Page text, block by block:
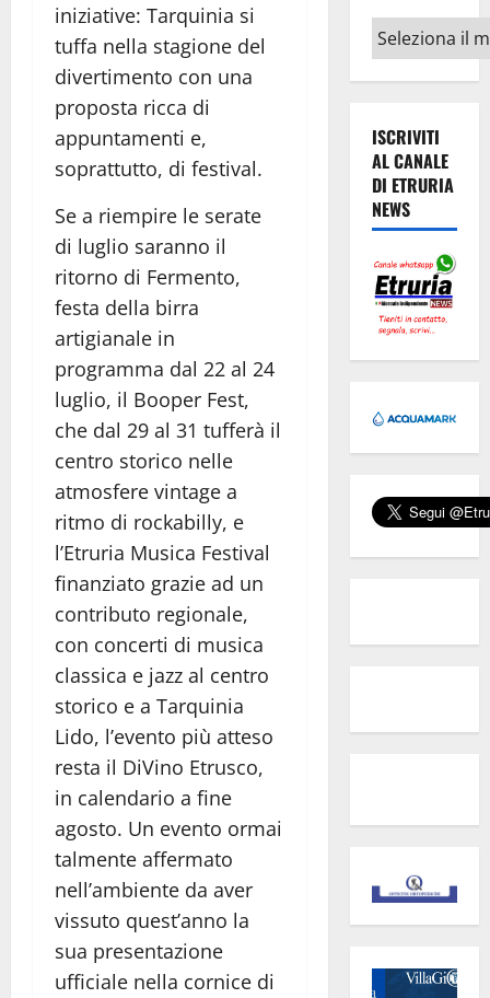
iniziative: Tarquinia si
tuffa nella stagione del
divertimento con una
proposta ricca di
appuntamenti e,
soprattutto, di festival.
Se a riempire le serate
di luglio saranno il
ritorno di Fermento,
festa della birra
artigianale in
programma dal 22 al 24
luglio, il Booper Fest,
che dal 29 al 31 tufferà il
centro storico nelle
atmosfere vintage a
ritmo di rockabilly, e
l’Etruria Musica Festival
finanziato grazie ad un
contributo regionale,
con concerti di musica
classica e jazz al centro
storico e a Tarquinia
Lido, l’evento più atteso
resta il DiVino Etrusco,
in calendario a fine
agosto. Un evento ormai
talmente affermato
nell’ambiente da aver
vissuto quest’anno la
sua presentazione
ufficiale nella cornice di
Archivi
ISCRIVITI
AL CANALE
DI ETRURIA
NEWS